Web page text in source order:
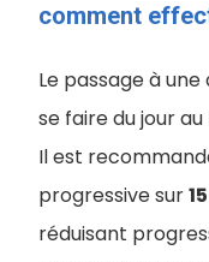
comment
Le passage à
se faire du jour
Il est
progressive sur
réduisant